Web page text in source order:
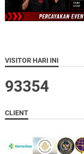
VISITOR HARI INI
93354
CLIENT